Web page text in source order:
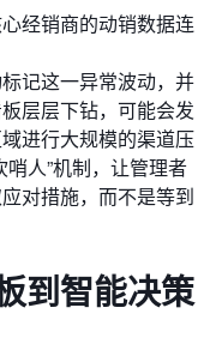
经销商的动销数据连
记这一异常波动，并
层层下钻，可能会发
进行大规模的渠道压
人”机制，让管理者
对措施，而不是等到
到智能决策